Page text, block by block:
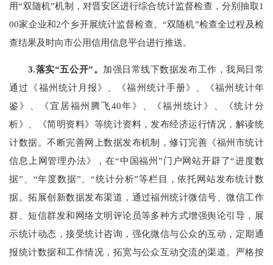
用“双随机”机制，对晋安区进行综合统计监督检查，分别抽取1
00家企业和2个乡开展统计监督检查。“双随机”检查全过程及检
查结果及时向市公用信用信息平台进行推送。
3.落实“五公开”。 加强日常线下数据发布工作，我局日常
通过《福州统计月报》、《福州统计手册》、《福州统计年
鉴》、《宜居福州腾飞40年》、《福州统计》、《统计分
析》、《简明资料》等统计资料，发布经济运行情况，解读统
计数据。不断完善网上数据发布机制，修订完善《福州市统计
信息上网管理办法》，在“中国福州”门户网站开辟了“进度数
据”、“年度数据”、“统计分析”等栏目，依托网站发布统计数
据。拓展创新数据发布渠道，通过福州统计微信号、微信工作
群、短信群发和网络文明评论员等多种方式增强舆论引导，展
示统计动态，接受统计咨询，强化微信与公众的互动，定期通
报统计数据和工作情况，拓宽与公众互动交流的渠道。 严格按